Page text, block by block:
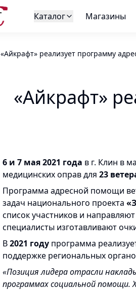
Каталог Магазины
«Айкрафт» реализует программу
«Айкрафт»
6 и 7 мая 2021 года в г. Клин в
медицинских оправ для 23
Программа адресной помощи
задач национального проекта
список участников и
специалисты изготавливают
В2021 году программа
поддержке региональных
«Позиция лидера отрасли
программах социальной